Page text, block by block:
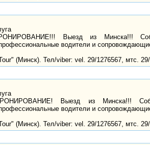
Выезд из Минска!!!
водители и
(Минск). Тел/viber: vel. 29/1276567, мтс.
Выезд из Минска!!!
водители и
(Минск). Тел/viber: vel. 29/1276567, мтс.